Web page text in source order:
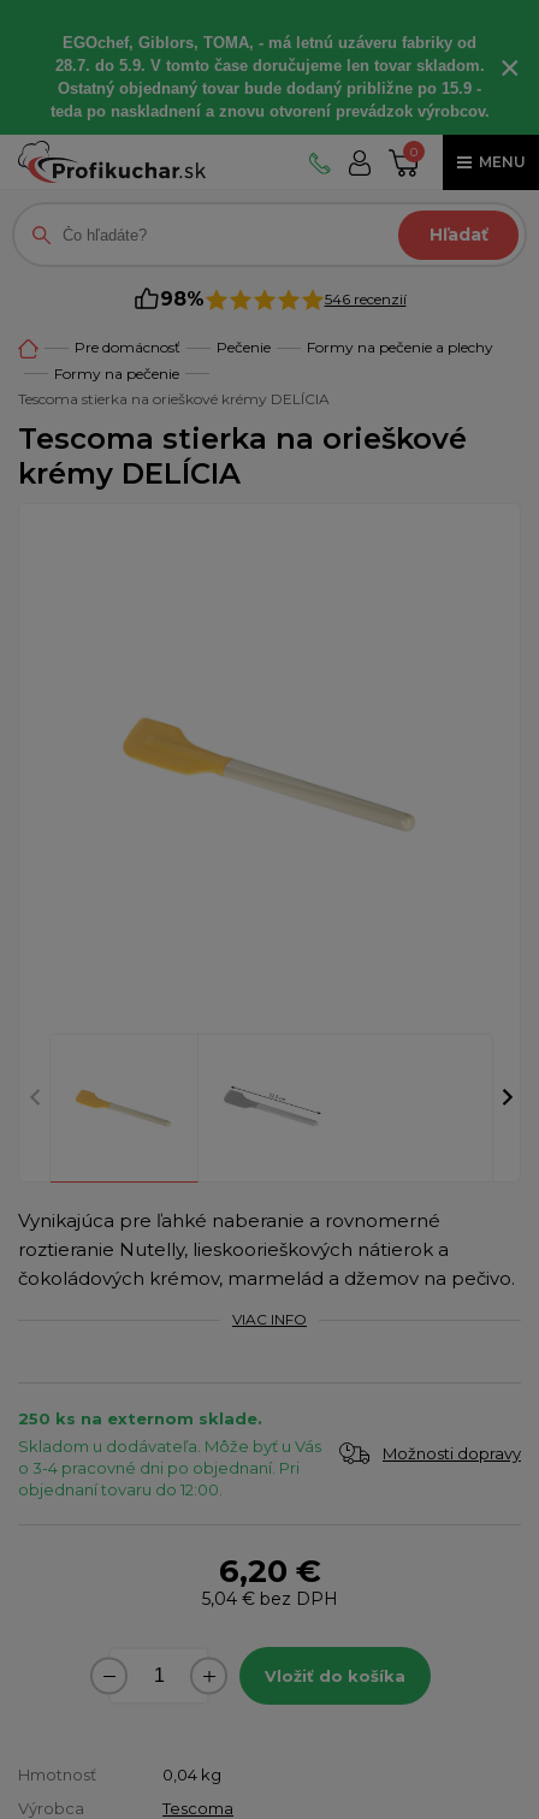
EGOchef, Giblors, TOMA, - má letnú uzáveru fabriky od
28.7. do 5.9. V tomto čase doručujeme len tovar skladom.
Ostatný objednaný tovar bude dodaný približne po 15.9 -
teda po naskladnení a znovu otvorení prevádzok výrobcov.
×
0
MENU
Hľadať
98% 546 recenzií
Pre domácnosť Pečenie
Formy na pečenie a plechy
Formy na pečenie
Tescoma stierka na orieškové krémy DELÍCIA
Tescoma stierka na orieškové
krémy DELÍCIA
Vynikajúca pre ľahké naberanie a rovnomerné
roztieranie Nutelly, lieskoorieškových nátierok a
čokoládových krémov, marmelád a džemov na pečivo.
VIAC INFO
250 ks na externom sklade.
Skladom u dodávateľa. Môže byť u Vás
o 3-4 pracovné dni po objednaní. Pri
objednaní tovaru do 12:00.
Možnosti dopravy
6,20 €
5,04 €bez DPH
Vložiť do košíka
Hmotnosť 0,04 kg
Výrobca
Tescoma